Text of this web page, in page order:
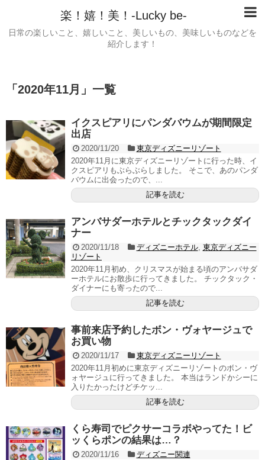
楽！嬉！美！-Lucky be-
日常の楽しいこと、嬉しいこと、美しいもの、美味しいものなどを
紹介します！
「 2020年11月 」 一覧
イクスピアリにパンダバウムが期間限定
出店
2020/11/20
東京ディズニーリゾート
2020年11月に東京ディズニーリゾートに行った時、イ
クスピアリもぶらぶらしました。 そこで、あのパンダ
バウムに出会ったので、...
記事を読む
アンバサダーホテルとチックタックダイ
ナー
2020/11/18 ディズニーホテル, 東京ディズニー
リゾート
2020年11月初め、クリスマスが始まる頃のアンバサダ
ーホテルにお散歩に行ってきました。 チックタック・
ダイナーにも寄ったので...
記事を読む
事前来店予約したボン・ヴォヤージュで
お買い物
2020/11/17
東京ディズニーリゾート
2020年11月初めに東京ディズニーリゾートのボン・ヴ
ォヤージュに行ってきました。 本当はランドかシーに
入りたかったけどチケッ...
記事を読む
くら寿司でピクサーコラボやってた！ビ
ッくらポンの結果は…？
2020/11/16
ディズニー関連